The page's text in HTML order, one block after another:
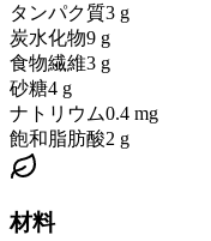
タンパク質3 g
炭水化物9 g
食物繊維3 g
砂糖4 g
ナトリウム0.4 mg
飽和脂肪酸2 g
材料